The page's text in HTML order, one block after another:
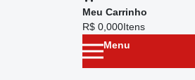
Meu Carrinho
R$ 0,000Itens
Menu